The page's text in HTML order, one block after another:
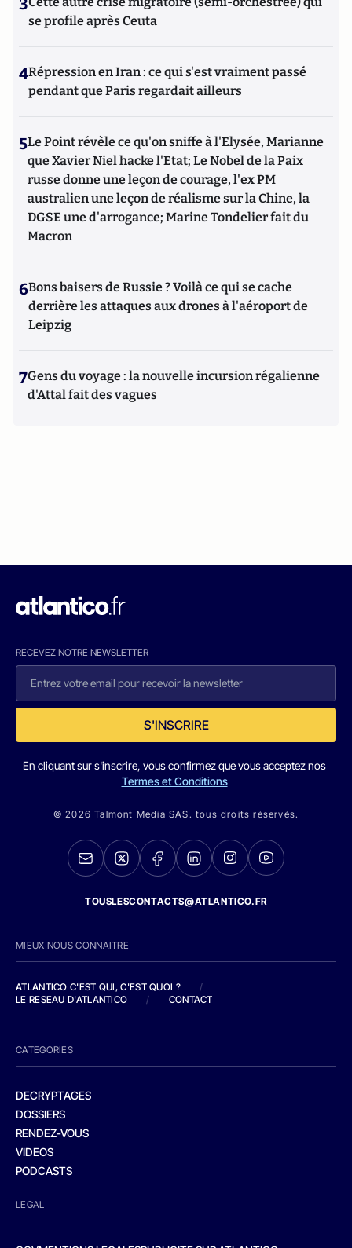
3
se profile après Ceuta
4Répression en Iran : ce qui s'est vraiment passé
pendant que Paris regardait ailleurs
5Le Point révèle ce qu'on sniffe à l'Elysée, Marianne
que Xavier Niel hacke l'Etat; Le Nobel de la Paix
russe donne une leçon de courage, l'ex PM
australien une leçon de réalisme sur la Chine, la
DGSE une d'arrogance; Marine Tondelier fait du
Macron
6Bons baisers de Russie ? Voilà ce qui se cache
derrière les attaques aux drones à l'aéroport de
Leipzig
7Gens du voyage : la nouvelle incursion régalienne
d'Attal fait des vagues
RECEVEZ NOTRE NEWSLETTER
S'INSCRIRE
En cliquant sur s'inscrire, vous confirmez que vous acceptez nos
Termes et Conditions
© 2026 Talmont Media SAS. tous droits réservés.
TOUSLESCONTACTS@ATLANTICO.FR
MIEUX NOUS CONNAITRE
ATLANTICO C'EST QUI, C'EST QUOI ?
/
LE RESEAU D'ATLANTICO
/ CONTACT
CATEGORIES
DECRYPTAGES
DOSSIERS
RENDEZ-VOUS
VIDEOS
PODCASTS
LEGAL